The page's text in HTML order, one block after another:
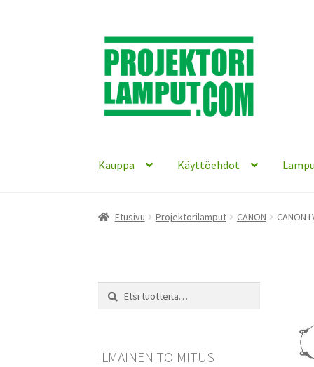
Siirry
navigointiin
Siirry
sisältöön
Kauppa Käyttöehdot
Etusivu Projektorilamput CANON CANON
Etsi:
Haku
ILMAINEN TOIMITUS